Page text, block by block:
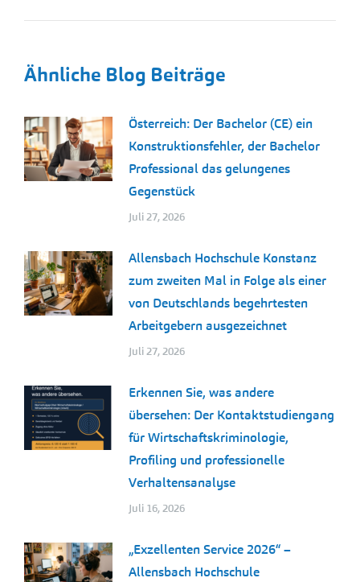
Ähnliche Blog Beiträge
Österreich: Der Bachelor (CE) ein
Konstruktionsfehler, der Bachelor
Professional das gelungenes
Gegenstück
Juli 27, 2026
Allensbach Hochschule Konstanz
zum zweiten Mal in Folge als einer
von Deutschlands begehrtesten
Arbeitgebern ausgezeichnet
Juli 27, 2026
Erkennen Sie, was andere
übersehen: Der Kontaktstudiengang
für Wirtschaftskriminologie,
Profiling und professionelle
Verhaltensanalyse
Juli 16, 2026
„Exzellenten Service 2026“ –
Allensbach Hochschule